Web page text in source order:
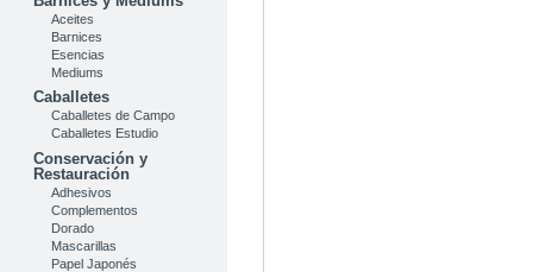
Aceites
Barnices
Esencias
Mediums
Caballetes
Caballetes de Campo
Caballetes Estudio
Conservación y
Restauración
Adhesivos
Complementos
Dorado
Mascarillas
Papel Japonés